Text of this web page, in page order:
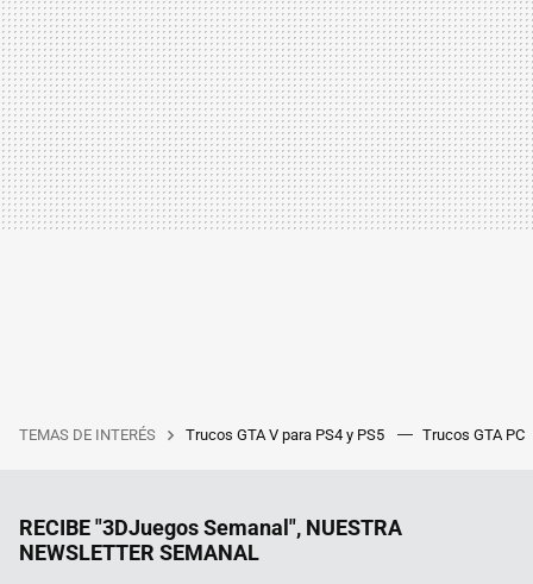
TEMAS DE INTERÉS Trucos GTA V para PS4 y PS5 Trucos GTA PC
RECIBE "3DJuegos Semanal", NUESTRA
NEWSLETTER SEMANAL